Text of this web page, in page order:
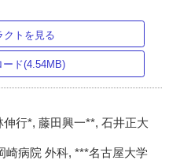
クトを見る
ド(4.54MB)
行*, 藤田興一**, 石井正大
崎病院 外科, ***名古屋大学